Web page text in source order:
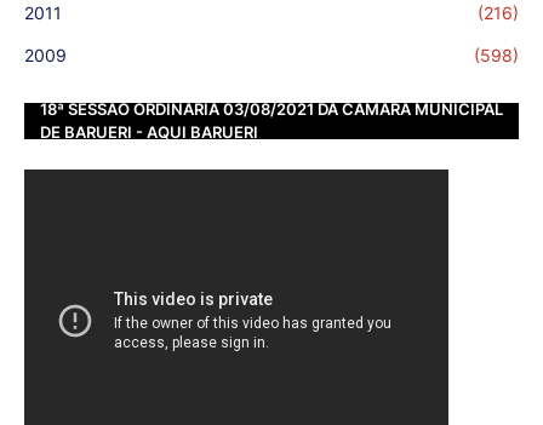
2011 (216)
2009 (598)
18ª SESSÃO ORDINÁRIA 03/08/2021 DA CÂMARA MUNICIPAL
DE BARUERI - AQUI BARUERI